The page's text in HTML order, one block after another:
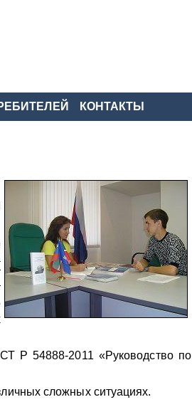
КОНТАКТЫ
Р 54888-2011 «Руководство по
сложных ситуациях.